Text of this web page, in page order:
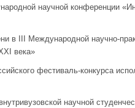
научной конференции
III Международной научно-
века»
фестиваль-конкурса
научной